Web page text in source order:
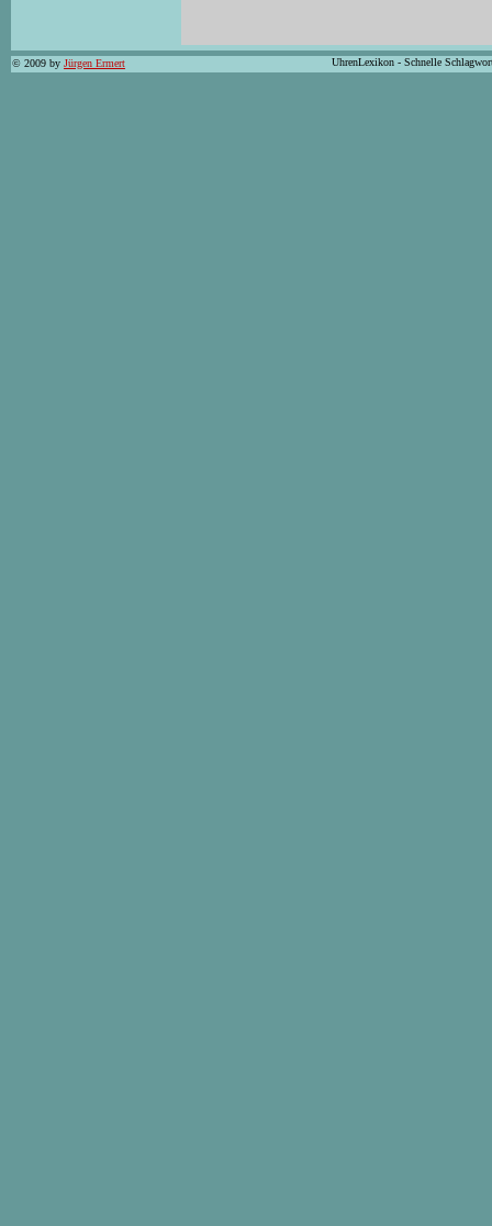
© 2009 by Jürgen Ermert UhrenLexikon - Schnelle